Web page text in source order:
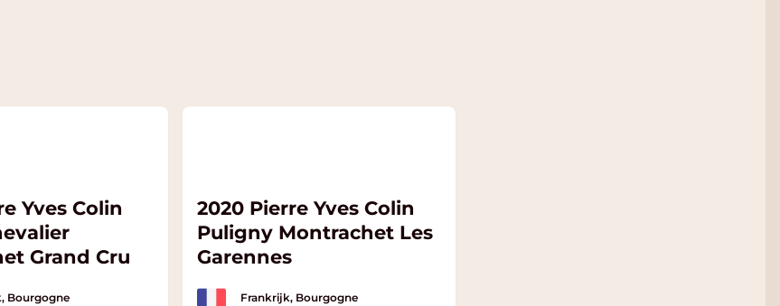
Yves Colin
Grand Cru
Bourgogne
2020 Pierre Yves Colin
Puligny Montrachet Les
Garennes
Frankrijk, Bourgogne